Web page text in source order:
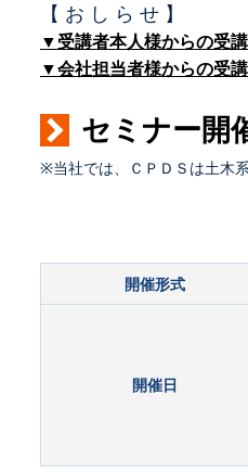
【 お し ら せ 】
▼受講者本人様からの受
▼会社担当者様からの受
セミナー開
※当社では、ＣＰＤＳは土木
開催形式
開催日